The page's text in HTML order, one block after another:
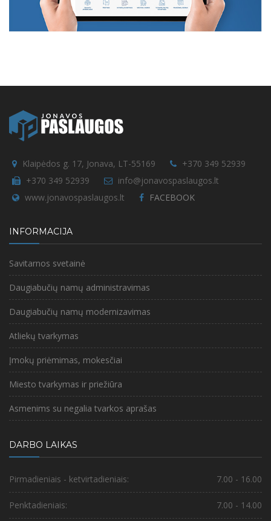
Klaipėdos g. 17, Jonava, LT-55169
+370 349 52939
+370 349 52939
info@jonavospaslaugos.lt
www.jonavospaslaugos.lt
FACEBOOK
INFORMACIJA
Savitarnos svetainė
Daugiabučių namų administravimas
Daugiabučių namų modernizavimas
Atliekų tvarkymas
Įmokų priėmimas, mokesčiai
Miesto tvarkymas ir priežiūra
Asmenims su negalia tvarkos aprašas
DARBO LAIKAS
Pirmadieniais - ketvirtadieniais: 7.00 - 16.00
Penktadieniais: 7.00 - 14.00